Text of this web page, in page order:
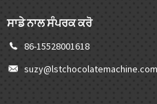
ਸਾਡੇ ਨਾਲ ਸੰਪਰਕ ਕਰੋ
86-15528001618
suzy@lstchocolatemachine.com